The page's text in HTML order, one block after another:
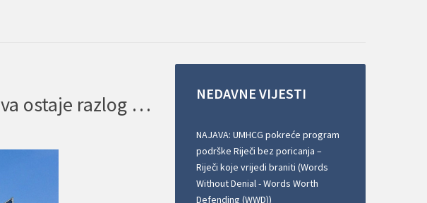
Evropska Komisija: Nedostatak koordinacije ministarstava ostaje razlog za zabrinutost NEDAVNE VIJESTI
NAJAVA: UMHCG pokreće program
podrške Riječi bez poricanja –
Riječi koje vrijedi braniti (Words
Without Denial - Words Worth
Defending (WWD))